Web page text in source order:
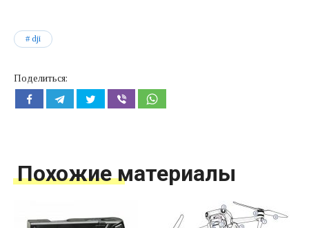
dji
Поделиться:
Похожие материалы